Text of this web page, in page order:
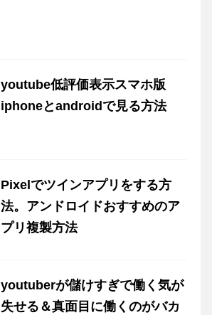
youtube低評価表示スマホ版
iphoneとandroidで見る方法
Pixelでツインアプリをする方
法。アンドロイドおすすめのア
プリ複製方法
youtuberが儲けすぎで働く気が
失せる＆真面目に働くのがバカ